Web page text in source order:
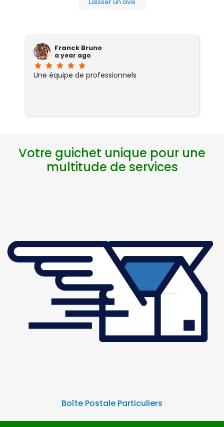
Franck Bruno
a year ago
star star star star star
Une équipe de professionnels
Votre guichet unique pour une
multitude de services
Boîte Postale Particuliers